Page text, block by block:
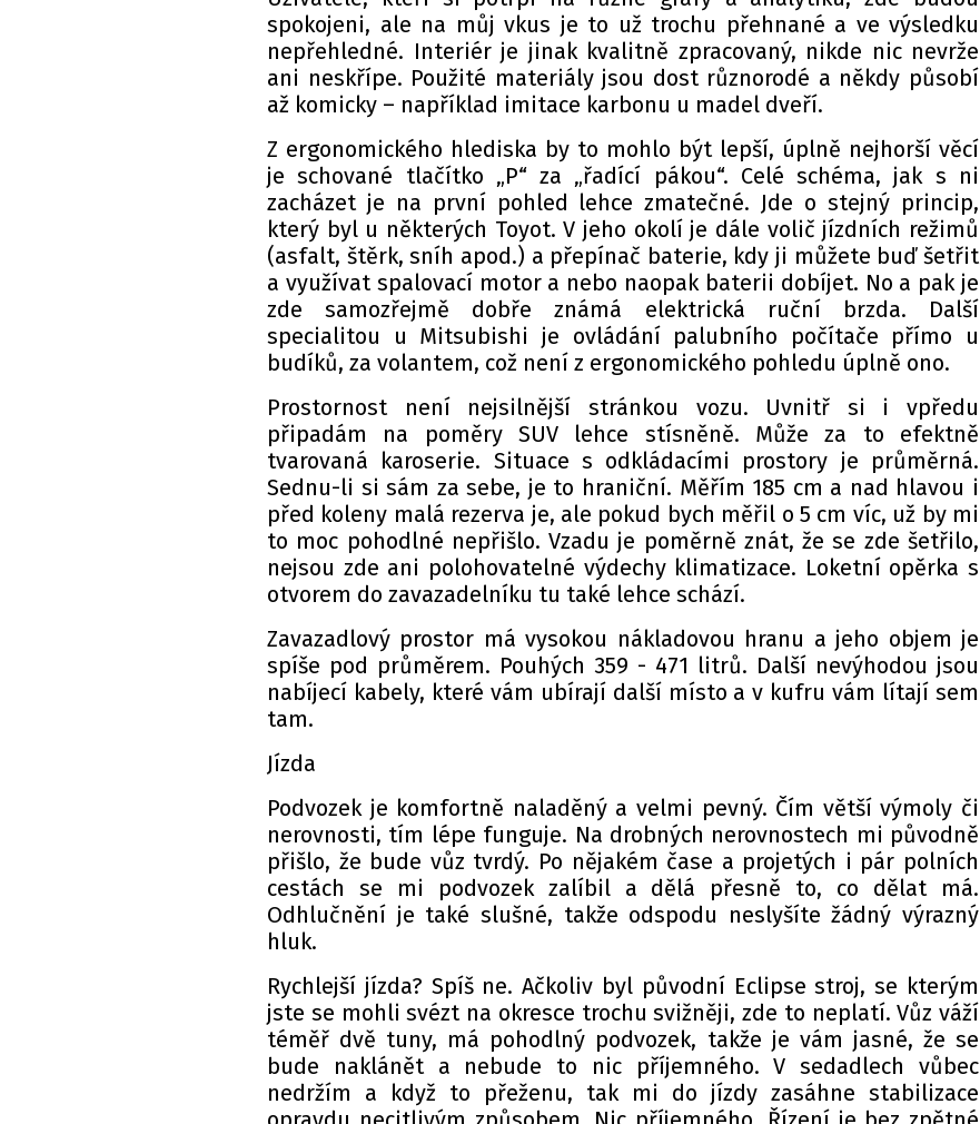
spokojeni, ale na můj vkus je to už trochu přehnané a ve výsledku
nepřehledné. Interiér je jinak kvalitně zpracovaný, nikde nic nevrže
ani neskřípe. Použité materiály jsou dost různorodé a někdy působí
až komicky – například imitace karbonu u madel dveří.
Z ergonomického hlediska by to mohlo být lepší, úplně nejhorší věcí
je schované tlačítko „P“ za „řadící pákou“. Celé schéma, jak s ni
zacházet je na první pohled lehce zmatečné. Jde o stejný princip,
který byl u některých Toyot. V jeho okolí je dále volič jízdních režimů
(asfalt, štěrk, sníh apod.) a přepínač baterie, kdy ji můžete buď šetřit
a využívat spalovací motor a nebo naopak baterii dobíjet. No a pak je
zde samozřejmě dobře známá elektrická ruční brzda. Další
specialitou u Mitsubishi je ovládání palubního počítače přímo u
budíků, za volantem, což není z ergonomického pohledu úplně ono.
Prostornost není nejsilnější stránkou vozu. Uvnitř si i vpředu
připadám na poměry SUV lehce stísněně. Může za to efektně
tvarovaná karoserie. Situace s odkládacími prostory je průměrná.
Sednu-li si sám za sebe, je to hraniční. Měřím 185 cm a nad hlavou i
před koleny malá rezerva je, ale pokud bych měřil o 5 cm víc, už by mi
to moc pohodlné nepřišlo. Vzadu je poměrně znát, že se zde šetřilo,
nejsou zde ani polohovatelné výdechy klimatizace. Loketní opěrka s
otvorem do zavazadelníku tu také lehce schází.
Zavazadlový prostor má vysokou nákladovou hranu a jeho objem je
spíše pod průměrem. Pouhých 359 - 471 litrů. Další nevýhodou jsou
nabíjecí kabely, které vám ubírají další místo a v kufru vám lítají sem
tam.
Jízda
Podvozek je komfortně naladěný a velmi pevný. Čím větší výmoly či
nerovnosti, tím lépe funguje. Na drobných nerovnostech mi původně
přišlo, že bude vůz tvrdý. Po nějakém čase a projetých i pár polních
cestách se mi podvozek zalíbil a dělá přesně to, co dělat má.
Odhlučnění je také slušné, takže odspodu neslyšíte žádný výrazný
hluk.
Rychlejší jízda? Spíš ne. Ačkoliv byl původní Eclipse stroj, se kterým
jste se mohli svézt na okresce trochu svižněji, zde to neplatí. Vůz váží
téměř dvě tuny, má pohodlný podvozek, takže je vám jasné, že se
bude naklánět a nebude to nic příjemného. V sedadlech vůbec
nedržím a když to přeženu, tak mi do jízdy zasáhne stabilizace